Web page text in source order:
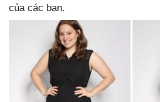
của các bạn.